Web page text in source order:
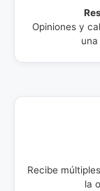
Opiniones y
Recibe
la